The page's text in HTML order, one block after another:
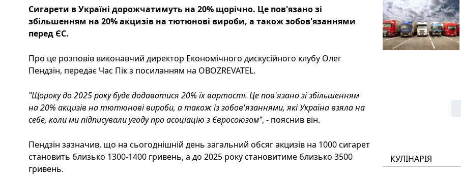
Сигарети в Україні дорожчатимуть на 20% щорічно. Це пов'язано зі
збільшенням на 20% акцизів на тютюнові вироби, а також зобов'язаннями
перед ЄС.
Про це розповів виконавчий директор Економічного дискусійного клубу Олег
Пендзін, передає Час Пік з посиланням на OBOZREVATEL.
"Щороку до 2025 року буде додаватися 20% їх вартості. Це пов'язано зі збільшенням
на 20% акцизів на тютюнові вироби, а також із зобов'язаннями, які Україна взяла на
себе, коли ми підписували угоду про асоціацію з Євросоюзом", - пояснив він.
Пендзін зазначив, що на сьогоднішній день загальний обсяг акцизів на 1000 сигарет
становить близько 1300-1400 гривень, а до 2025 року становитиме близько 3500
гривень.
КУЛІНАРІЯ